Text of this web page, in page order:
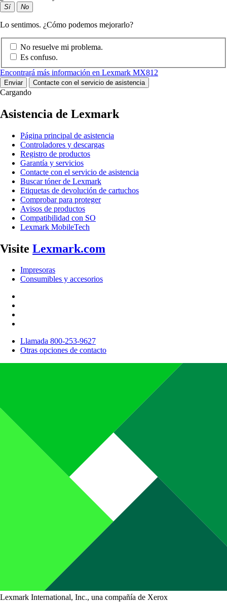
Sí No
Lo sentimos. ¿Cómo podemos mejorarlo?
No resuelve mi problema.
Es confuso.
Encontrará más información en Lexmark MX812
Enviar Contacte con el servicio de asistencia
Cargando
Asistencia de Lexmark
Página principal de asistencia
Controladores y descargas
Registro de productos
Garantía y servicios
Contacte con el servicio de asistencia
Buscar tóner de Lexmark
Etiquetas de devolución de cartuchos
Comprobar para proteger
Avisos de productos
Compatibilidad con SO
Lexmark MobileTech
Visite Lexmark.com
Impresoras
Consumibles y accesorios
Llamada 800-253-9627
Otras opciones de contacto
Lexmark International, Inc., una compañía de Xerox